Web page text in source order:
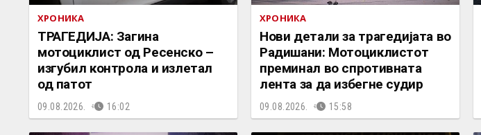
ХРОНИКА
ТРАГЕДИЈА: Загина
мотоциклист од Ресенско –
изгубил контрола и излетал
од патот
09.08.2026. 16:02
ХРОНИКА
Нови детали за трагедијата во
Радишани: Мотоциклистот
преминал во спротивната
лента за да избегне судир
09.08.2026. 15:58